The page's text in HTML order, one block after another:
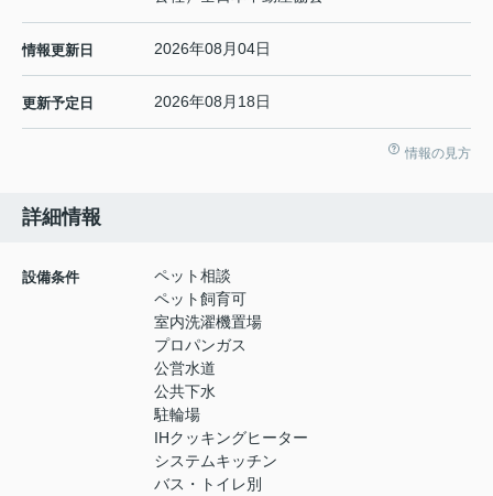
情報更新日 2026年08月04日
更新予定日 2026年08月18日
情報の見方
詳細情報
設備条件
ペット相談
ペット飼育可
室内洗濯機置場
プロパンガス
公営水道
公共下水
駐輪場
IHクッキングヒーター
システムキッチン
バス・トイレ別